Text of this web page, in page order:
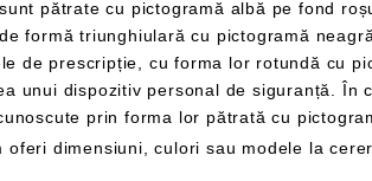
traseele de urmat și ieșirile de utilizat în caz de pericol și sunt
dimensiuni, culori sau modele la